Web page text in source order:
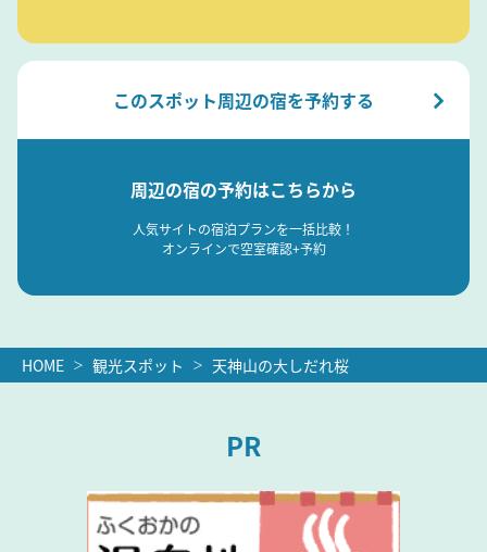
このスポット周辺の宿を予約する
周辺の宿の予約はこちらから
人気サイトの宿泊プランを一括比較！
オンラインで空室確認+予約
HOME 観光スポット 天神山の大しだれ桜
PR